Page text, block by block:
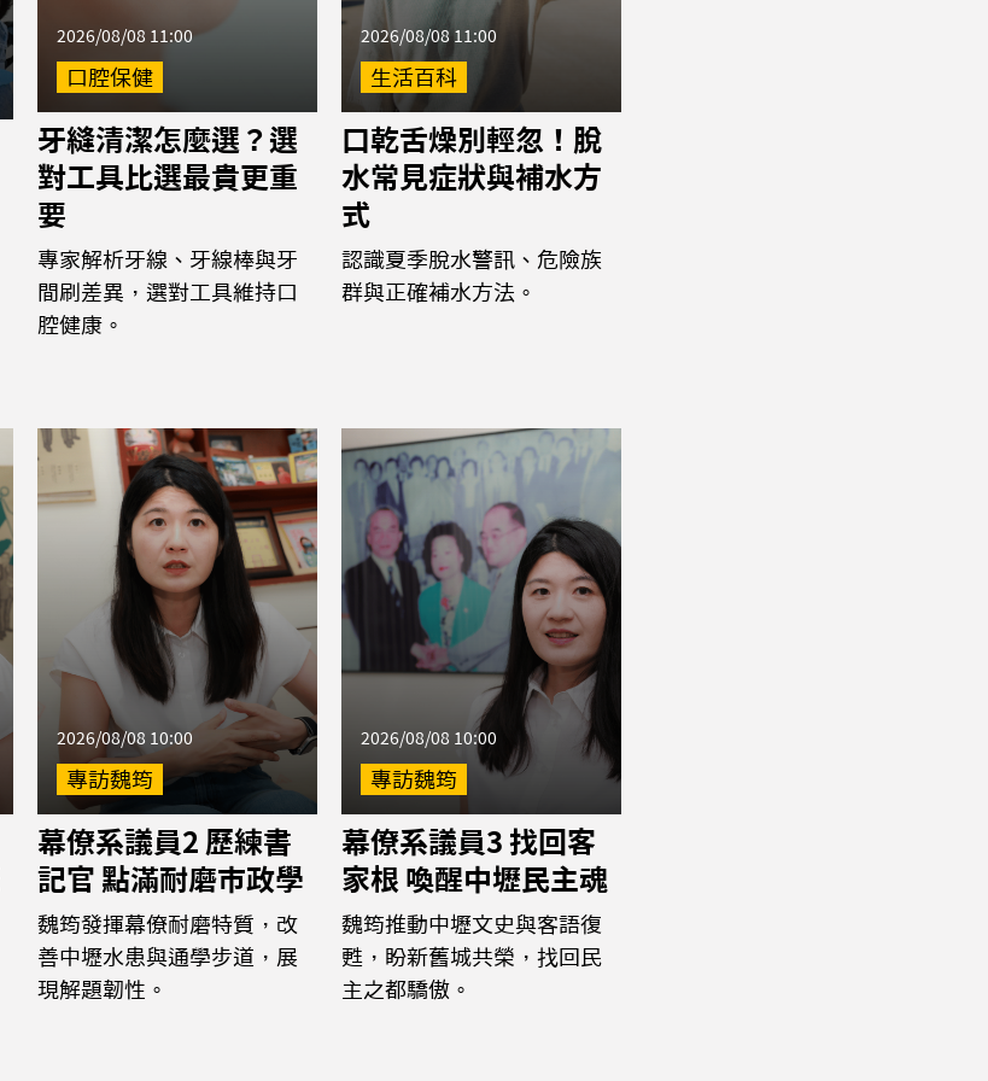
2026/08/08 11:00
口腔保健
牙縫清潔怎麼選？選
對工具比選最貴更重
要
專家解析牙線、牙線棒與牙
間刷差異，選對工具維持口
腔健康。
2026/08/08 11:00
生活百科
口乾舌燥別輕忽！脫
水常見症狀與補水方
式
認識夏季脫水警訊、危險族
群與正確補水方法。
2026/08/08 10:00
專訪魏筠
幕僚系議員2 歷練書
記官 點滿耐磨市政學
魏筠發揮幕僚耐磨特質，改
善中壢水患與通學步道，展
現解題韌性。
2026/08/08 10:00
專訪魏筠
幕僚系議員3 找回客
家根 喚醒中壢民主魂
魏筠推動中壢文史與客語復
甦，盼新舊城共榮，找回民
主之都驕傲。